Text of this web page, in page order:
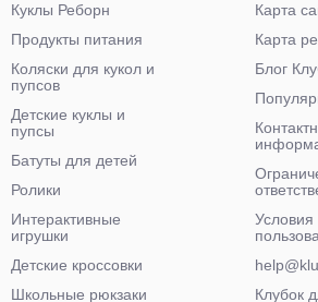
Куклы Реборн
Продукты питания
Коляски для кукол и
пупсов
Детские куклы и
пупсы
Батуты для детей
Ролики
Интерактивные
игрушки
Детские кроссовки
Школьные рюкзаки
Карта
Карта
Блог
Условия
Клубок